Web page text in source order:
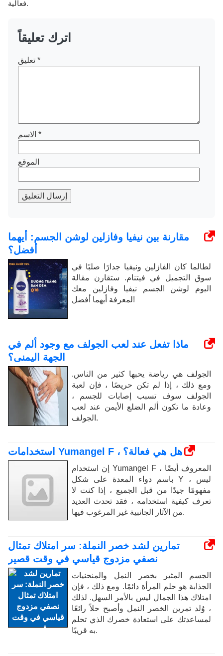
فعالية.
اترك تعليقاً
*
*
الموقع
إرسال التعليق
مقارنة بين نيفيا وفازلين لوشن الجسم: أيهما
أفضل؟
لطالما كان الفازلين ونيفيا جدارًا صلبًا في
سوق التجميل في فيتنام. ستقارن مقالة
اليوم لوشن الجسم نيفيا وفازلين معك
لمعرفة أيهما أفضل!
ماذا تفعل عند لعب الجولف مع وجود ألم في
الجهة اليمنى؟
الجولف هي رياضة يحبها كثير من الناس.
ومع ذلك ، إذا لم تكن حريصًا ، فإن لعبة
الجولف سوف تسبب إصابات للجسم ،
وعادة ما تكون ألم الضلع الأيمن عند لعب
الجولف.
استخدامات Yumangel F ، هل هي فعالة؟
إن استخدام Yumangel F ، المعروف أيضًا
باسم دواء المعدة على شكل Y ، ليس
مفهومًا جيدًا من قبل الجميع ، إذا كنت لا
تعرف كيفية استخدامه ، فقد تحدث العديد
من الآثار الجانبية غير المرغوب فيها.
تمارين لشد خصر النملة: سر امتلاك تمثال
نصفي مزدوج قياسي في وقت قصير
الجسم المثير بخصر النمل والمنحنيات
الجذابة هو حلم المرأة دائمًا. ومع ذلك ، فإن
امتلاك هذا الجمال ليس بالأمر السهل. لذلك
، وُلد تمرين الخصر النمل وأصبح حلاً رائعًا
لمساعدتك على استعادة خصرك الذي تحلم
به قريبًا.